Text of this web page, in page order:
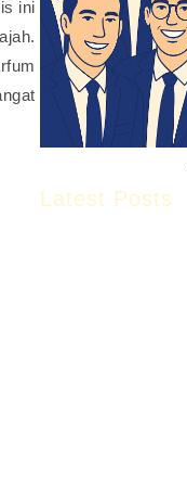
ini
Latest Posts